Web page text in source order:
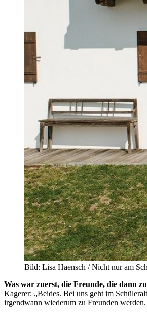
Bild: Lisa Haensch / Nicht nur am
Was war zuerst, die Freunde, die dann
Kagerer: „Beides. Bei uns geht im
irgendwann wiederum zu Freunden